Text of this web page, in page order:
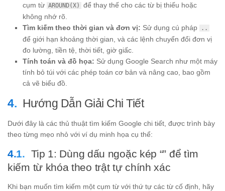
cụm từ AROUND(X)
để thay thế cho các từ bị thiếu hoặc
không nhớ rõ.
Tìm kiếm theo thời gian và đơn vị: Sử dụng cú pháp ..
để giới hạn khoảng thời gian, và các lệnh chuyển đổi đơn vị
đo lường, tiền tệ, thời tiết, giờ giấc.
Tính toán và đồ họa: Sử dụng Google Search như một máy
tính bỏ túi với các phép toán cơ bản và nâng cao, bao gồm
cả vẽ biểu đồ.
Hướng Dẫn Giải Chi Tiết
Dưới đây là các thủ thuật tìm kiếm Google chi tiết, được trình bày
theo từng mẹo nhỏ với ví dụ minh họa cụ thể:
Tip 1: Dùng dấu ngoặc kép “” để tìm
kiếm từ khóa theo trật tự chính xác
Khi bạn muốn tìm kiếm một cụm từ với thứ tự các từ cố định, hãy